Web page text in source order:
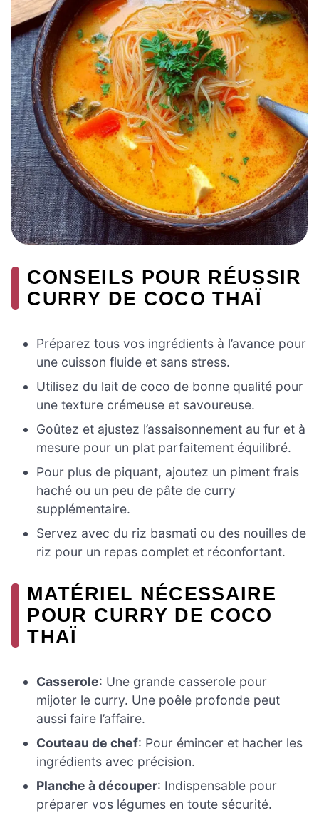
CONSEILS POUR RÉUSSIR
CURRY DE COCO THAÏ
Préparez tous vos ingrédients à l’avance pour
une cuisson fluide et sans stress.
Utilisez du lait de coco de bonne qualité pour
une texture crémeuse et savoureuse.
Goûtez et ajustez l’assaisonnement au fur et à
mesure pour un plat parfaitement équilibré.
Pour plus de piquant, ajoutez un piment frais
haché ou un peu de pâte de curry
supplémentaire.
Servez avec du riz basmati ou des nouilles de
riz pour un repas complet et réconfortant.
MATÉRIEL NÉCESSAIRE
POUR CURRY DE COCO
THAÏ
Casserole: Une grande casserole pour
mijoter le curry. Une poêle profonde peut
aussi faire l’affaire.
Couteau de chef: Pour émincer et hacher les
ingrédients avec précision.
Planche à découper: Indispensable pour
préparer vos légumes en toute sécurité.